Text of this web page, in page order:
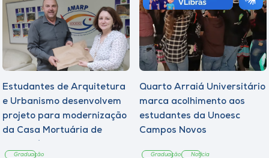
Estudantes de Arquitetura
e Urbanismo desenvolvem
projeto para modernização
da Casa Mortuária de
Graduação
Quarto Arraiá Universitário
marca acolhimento aos
estudantes da Unoesc
Campos Novos
Graduação Notícia